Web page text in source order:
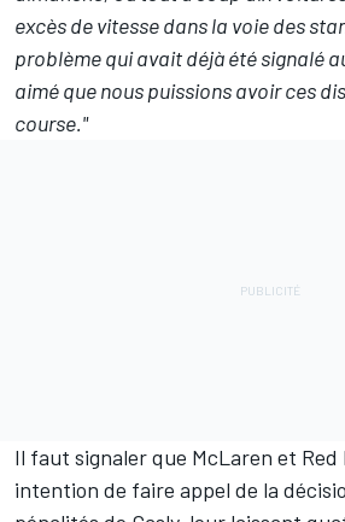
excès de vitesse dans la voie des
problème qui avait déjà été signalé
aimé que nous puissions avoir ces
course."
Il faut signaler que McLaren et Red
intention de faire appel de la